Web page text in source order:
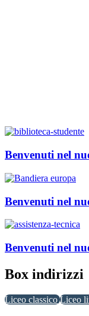
Benvenuti nel
Benvenuti nel
Benvenuti nel
Box indirizzi
Liceo classicoLiceo